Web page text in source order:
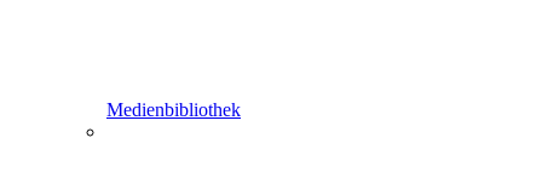
Medienbibliothek